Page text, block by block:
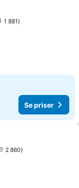
1 881
Se priser
2 860